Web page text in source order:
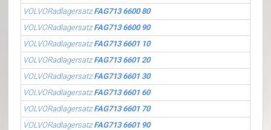
VOLVORadlagersatzFAG713 6600 80
VOLVORadlagersatzFAG713 6600 90
VOLVORadlagersatzFAG713 6601 10
VOLVORadlagersatzFAG713 6601 20
VOLVORadlagersatzFAG713 6601 30
VOLVORadlagersatzFAG713 6601 60
VOLVORadlagersatzFAG713 6601 70
VOLVORadlagersatzFAG713 6601 90